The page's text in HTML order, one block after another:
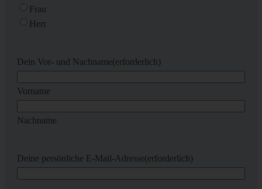
Frau
Herr
Dein Vor- und Nachname(erforderlich)
Vorname
Nachname
Deine persönliche E-Mail-Adresse(erforderlich)